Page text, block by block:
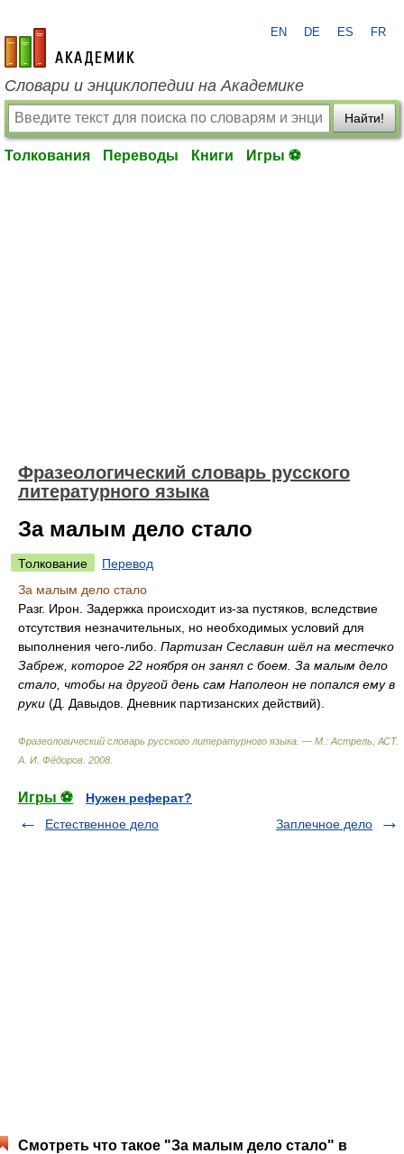
academic.ru
EN DE ES FR
Словари и энциклопедии на Академике
Найти!
Толкования Переводы Книги Игры ⚽
Фразеологический словарь русского
литературного языка
За малым дело стало
Толкование
Перевод
За малым дело стало
Разг. Ирон. Задержка происходит из-за пустяков, вследствие
отсутствия незначительных, но необходимых условий для
выполнения чего-либо. Партизан Сеславин шёл на местечко
Забреж, которое 22 ноября он занял с боем. За малым дело
стало, чтобы на другой день сам Наполеон не попался ему в
руки (Д. Давыдов. Дневник партизанских действий).
Фразеологический словарь русского литературного языка. — М.: Астрель, АСТ.
А. И. Фёдоров 2008
Игры ⚽
Нужен реферат?
Естественное дело
Заплечное дело
Смотреть что такое "За малым дело стало" в